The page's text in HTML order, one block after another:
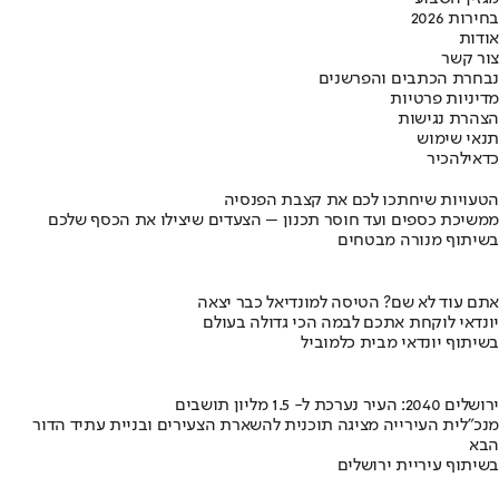
בחירות 2026
אודות
צור קשר
נבחרת הכתבים והפרשנים
מדיניות פרטיות
הצהרת נגישות
תנאי שימוש
כדאילהכיר
הטעויות שיחתכו לכם את קצבת הפנסיה
ממשיכת כספים ועד חוסר תכנון – הצעדים שיצילו את הכסף שלכם
בשיתוף מנורה מבטחים
אתם עוד לא שם? הטיסה למונדיאל כבר יצאה
יונדאי לוקחת אתכם לבמה הכי גדולה בעולם
בשיתוף יונדאי מבית כלמוביל
ירושלים 2040: העיר נערכת ל- 1.5 מליון תושבים
מנכ"לית העירייה מציגה תוכנית להשארת הצעירים ובניית עתיד הדור
הבא
בשיתוף עיריית ירושלים